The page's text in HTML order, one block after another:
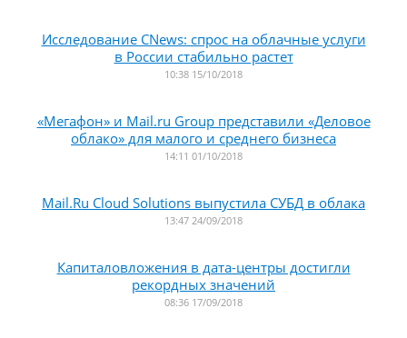
Исследование CNews: спрос на облачные услуги
в России стабильно растет
10:38 15/10/2018
«Мегафон» и Mail.ru Group представили «Деловое
облако» для малого и среднего бизнеса
14:11 01/10/2018
Mail.Ru Cloud Solutions выпустила СУБД в облака
13:47 24/09/2018
Капиталовложения в дата-центры достигли
рекордных значений
08:36 17/09/2018